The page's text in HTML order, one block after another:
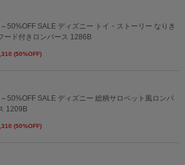
50%OFF SALE ディズニー トイ・ストーリー なりき
ード付きロンパース 1286B
(50%OFF)
50%OFF SALE ディズニー 総柄サロペット風ロンパ
1209B
(50%OFF)